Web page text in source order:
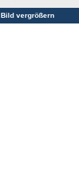
Bild vergrößern